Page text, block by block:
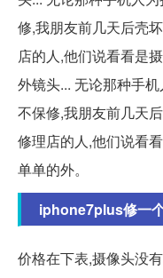
修,我朋友前几天后壳
店的人,他们说看看是
外镜头... 无论那种手
不保修,我朋友前几天
修理店的人,他们说看
单单的外。
iphone7plus修一
价格在下表,摄像头没